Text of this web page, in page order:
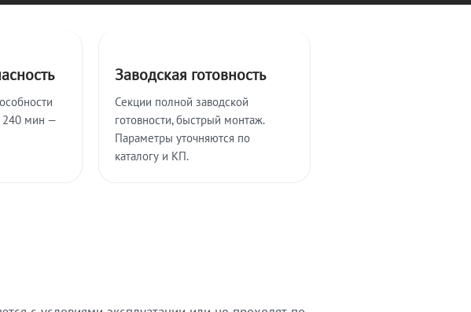
240 мин —
Заводская готовность
Секции полной заводской
готовности, быстрый монтаж.
Параметры уточняются по
каталогу и КП.